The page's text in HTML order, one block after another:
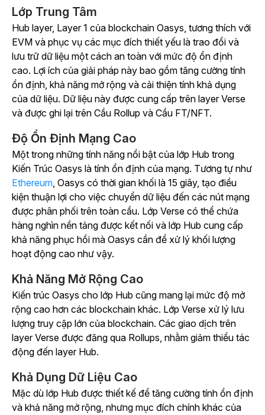
Lớp Trung Tâm
Hub layer, Layer 1 của blockchain Oasys, tương thích với
EVM và phục vụ các mục đích thiết yếu là trao đổi và
lưu trữ dữ liệu một cách an toàn với mức độ ổn định
cao. Lợi ích của giải pháp này bao gồm tăng cường tính
ổn định, khả năng mở rộng và cải thiện tính khả dụng
của dữ liệu. Dữ liệu này được cung cấp trên layer Verse
và được ghi lại trên Cầu Rollup và Cầu FT/NFT.
Độ Ổn Định Mạng Cao
Một trong những tính năng nổi bật của lớp Hub trong
Kiến Trúc Oasys là tính ổn định của mạng. Tương tự như
Ethereum, Oasys có thời gian khối là 15 giây, tạo điều
kiện thuận lợi cho việc chuyển dữ liệu đến các nút mạng
được phân phối trên toàn cầu. Lớp Verse có thể chứa
hàng nghìn nền tảng được kết nối và lớp Hub cung cấp
khả năng phục hồi mà Oasys cần để xử lý khối lượng
hoạt động cao như vậy.
Khả Năng Mở Rộng Cao
Kiến trúc Oasys cho lớp Hub cũng mang lại mức độ mở
rộng cao hơn các blockchain khác. Lớp Verse xử lý lưu
lượng truy cập lớn của blockchain. Các giao dịch trên
layer Verse được đăng qua Rollups, nhằm giảm thiểu tác
động đến layer Hub.
Khả Dụng Dữ Liệu Cao
Mặc dù lớp Hub được thiết kế để tăng cường tính ổn định
và khả năng mở rộng, nhưng mục đích chính khác của